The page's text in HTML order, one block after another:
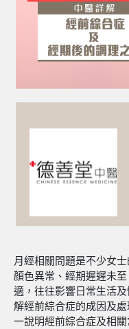
月經相關問題是不少女
顏色異常、經期遲遲未
適，往往影響日常生活
解經前綜合症的成因及
一說明經前綜合症及相